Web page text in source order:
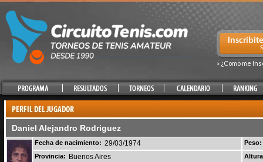
» ¿Como me
Daniel Alejandro Rodriguez
Fecha de nacimiento: 29/03/1974
Peso:
Provincia:
Buenos Aires